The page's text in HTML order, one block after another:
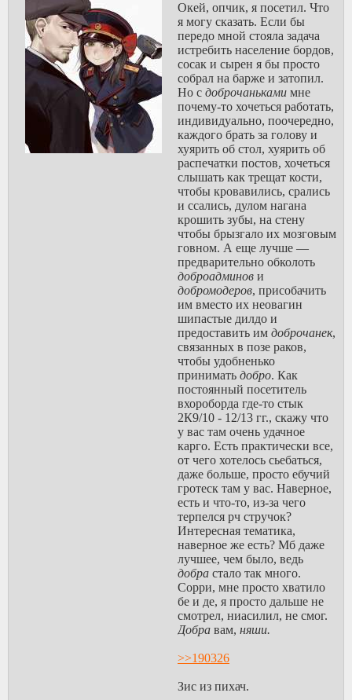
Окей, опчик, я посетил. Что
я могу сказать. Если бы
передо мной стояла задача
истребить население бордов,
сосак и сырен я бы просто
собрал на барже и затопил.
Но с доброчаньками мне
почему-то хочеться работать,
индивидуально, поочередно,
каждого брать за голову и
хуярить об стол, хуярить об
распечатки постов, хочеться
слышать как трещат кости,
чтобы кровавились, срались
и ссались, дулом нагана
крошить зубы, на стену
чтобы брызгало их мозговым
говном. А еще лучше —
предварительно обколоть
доброадминов и
добромодеров, присобачить
им вместо их неовагин
шипастые дилдо и
предоставить им доброчанек,
связанных в позе раков,
чтобы удобненько
принимать добро. Как
постоянный посетитель
вхороборда где-то стык
2К9/10 - 12/13 гг., скажу что
у вас там очень удачное
карго. Есть практически все,
от чего хотелось сьебаться,
даже больше, просто ебучий
гротеск там у вас. Наверное,
есть и что-то, из-за чего
терпелся рч стручок?
Интересная тематика,
наверное же есть? Мб даже
лучшее, чем было, ведь
добра стало так много.
Сорри, мне просто хватило
бе и де, я просто дальше не
смотрел, ниасилил, не смог.
Добра вам, няши.
>>190326
Зис из пихач.